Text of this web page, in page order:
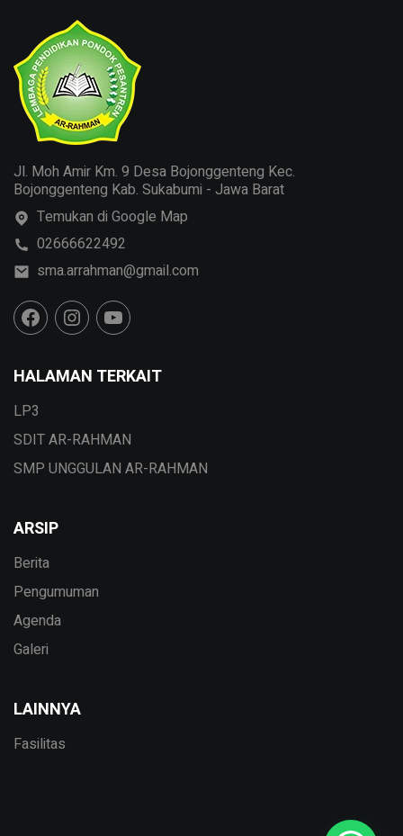
Jl. Moh Amir Km. 9 Desa Bojonggenteng Kec.
Bojonggenteng Kab. Sukabumi - Jawa Barat
Temukan di Google Map
02666622492
sma.arrahman@gmail.com
HALAMAN TERKAIT
LP3
SDIT AR-RAHMAN
SMP UNGGULAN AR-RAHMAN
ARSIP
Berita
Pengumuman
Agenda
Galeri
LAINNYA
Fasilitas